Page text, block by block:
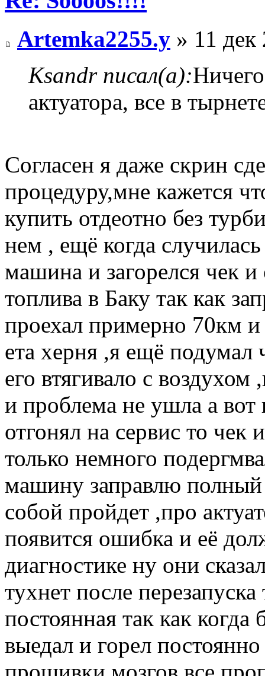
Artemka2255.y » 11 дек
Ksandr писал(а):
актуатора, все в
Согласен я даже скрин
процедуру,мне кажется
купить отдеотно без
нем , ещё когда случилась
машина и загорелся чек
топлива в Баку так как
проехал примерно 70км и
ета xерня ,я ещё
его втягивало с
и проблема не ушла а вот
отгонял на сервис то
только немного
машину заправлю полный
собой пройдет ,про
появится ошибка и её
диагностике ну они
тухнет после
постоянная так как
выедал и горел